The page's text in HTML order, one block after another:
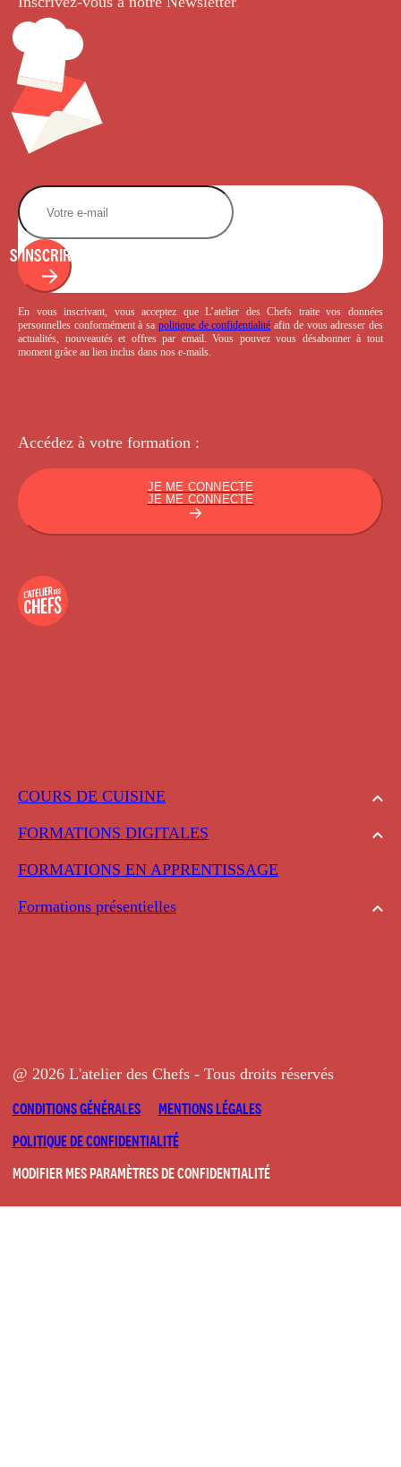
COURS DE CUISINE
FORMATIONS DIGITALES
FORMATIONS EN APPRENTISSAGE
Formations présentielles
S'INSCRIRE
En vous inscrivant, vous acceptez que L’atelier des Chefs traite vos données
personnelles conformément à sa politique de confidentialité afin de vous adresser des
actualités, nouveautés et offres par email. Vous pouvez vous désabonner à tout
moment grâce au lien inclus dans nos e-mails.
Accédez à votre formation :
JE ME CONNECTE
JE ME CONNECTE
@ 2026 L'atelier des Chefs - Tous droits réservés
CONDITIONS GÉNÉRALES
MENTIONS LÉGALES
POLITIQUE DE CONFIDENTIALITÉ
MODIFIER MES PARAMÈTRES DE CONFIDENTIALITÉ